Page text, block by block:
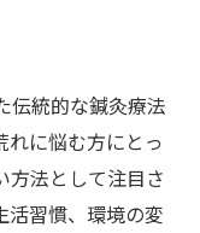
伝統的な鍼灸療法
れに悩む方にとっ
方法として注目さ
活習慣、環境の変